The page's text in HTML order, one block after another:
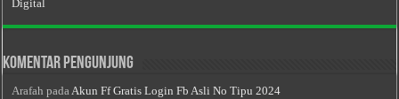
Digital
Komentar Pengunjung
Arafah pada Akun Ff Gratis Login Fb Asli No Tipu 2024